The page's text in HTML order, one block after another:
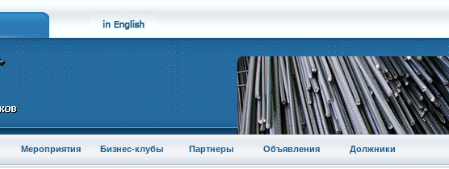
Мероприятия Бизнес-клубы Партнеры Объявления Должники